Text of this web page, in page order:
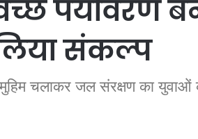
पर्यावरण
संकल्प
चलाकर जल संरक्षण का युवाओं